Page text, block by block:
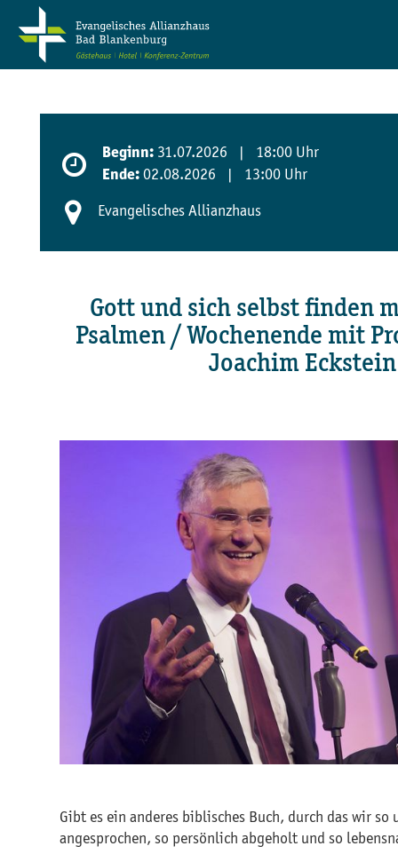
Beginn: 31.07.2026 | 18:00 Uhr
Ende: 02.08.2026 | 13:00 Uhr
Evangelisches Allianzhaus
Gott und sich selbst finden
Psalmen / Wochenende mit
Joachim Eckstein
Gibt es ein anderes biblisches Buch, durch das wir
angesprochen, so persönlich abgeholt und so